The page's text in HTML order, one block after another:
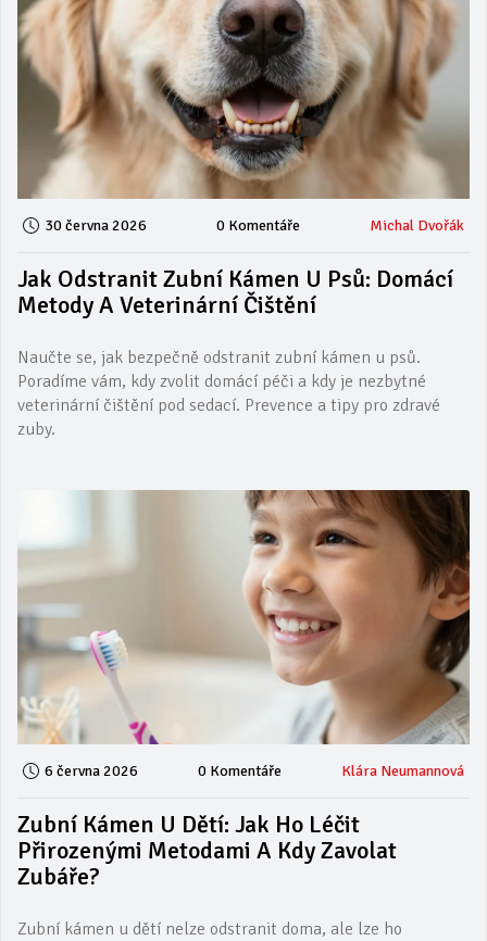
30 června 2026 0 Komentáře Michal Dvořák
Jak Odstranit Zubní Kámen U Psů: Domácí
Metody A Veterinární Čištění
Naučte se, jak bezpečně odstranit zubní kámen u psů.
Poradíme vám, kdy zvolit domácí péči a kdy je nezbytné
veterinární čištění pod sedací. Prevence a tipy pro zdravé
zuby.
6 června 2026 0 Komentáře Klára Neumannová
Zubní Kámen U Dětí: Jak Ho Léčit
Přirozenými Metodami A Kdy Zavolat
Zubáře?
Zubní kámen u dětí nelze odstranit doma, ale lze ho